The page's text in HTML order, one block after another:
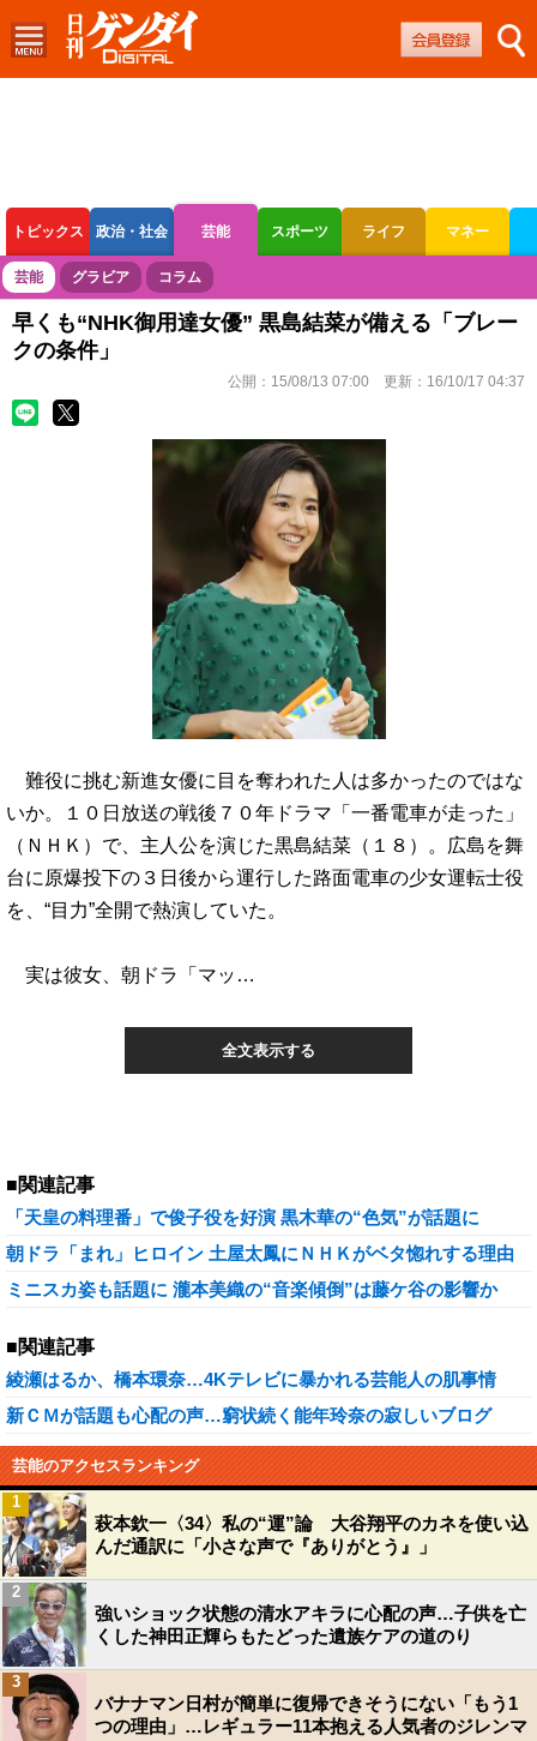
トピックス 政治・社会 芸能 スポーツ ライフ マネー
ボートレース 競輪 オートレース
芸能 グラビア コラム
早くも“NHK御用達女優” 黒島結菜が備える「ブレー
クの条件」
公開： 15/08/13 07:00 更新： 16/10/17 04:37
難役に挑む新進女優に目を奪われた人は多かったのではな
いか。１０日放送の戦後７０年ドラマ「一番電車が走った」
（ＮＨＫ）で、主人公を演じた黒島結菜（１８）。広島を舞
台に原爆投下の３日後から運行した路面電車の少女運転士役
を、“目力”全開で熱演していた。
実は彼女、朝ドラ「マッ…
全文表示する
■関連記事
「天皇の料理番」で俊子役を好演 黒木華の“色気”が話題に
朝ドラ「まれ」ヒロイン 土屋太鳳にＮＨＫがベタ惚れする理由
ミニスカ姿も話題に 瀧本美織の“音楽傾倒”は藤ケ谷の影響か
■関連記事
綾瀬はるか、橋本環奈…4Kテレビに暴かれる芸能人の肌事情
新ＣＭが話題も心配の声…窮状続く能年玲奈の寂しいブログ
芸能のアクセスランキング
萩本欽一〈34〉私の“運”論 大谷翔平のカネを使い込
んだ通訳に「小さな声で『ありがとう』」
1
強いショック状態の清水アキラに心配の声…子供を亡
くした神田正輝らもたどった遺族ケアの道のり
2
バナナマン日村が簡単に復帰できそうにない「もう1
つの理由」…レギュラー11本抱える人気者のジレンマ
3